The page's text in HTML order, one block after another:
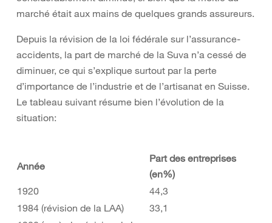
marché était aux mains de quelques grands assureurs.
Depuis la révision de la loi fédérale sur l’assurance-
accidents, la part de marché de la Suva n’a cessé de
diminuer, ce qui s’explique surtout par la perte
d’importance de l’industrie et de l’artisanat en Suisse.
Le tableau suivant résume bien l’évolution de la
situation:
Année
Part des entreprises
(en%)
1920
44,3
1984 (révision de la LAA)
33,1